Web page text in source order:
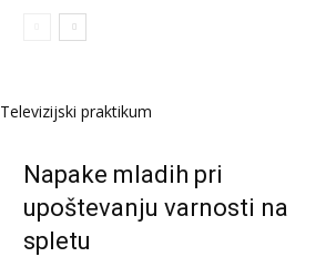
Televizijski praktikum
Napake mladih pri
upoštevanju varnosti na
spletu